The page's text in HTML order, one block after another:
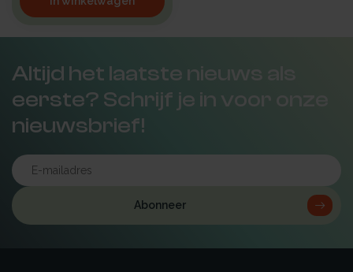
Altijd het laatste nieuws als
eerste? Schrijf je in voor onze
nieuwsbrief!
Abonneer